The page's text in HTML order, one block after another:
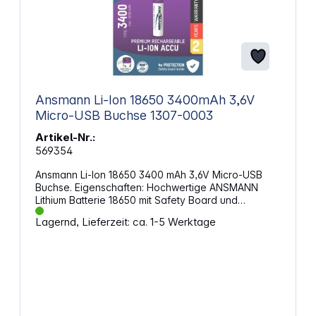
Ansmann Li-Ion 18650 3400mAh 3,6V
Micro-USB Buchse 1307-0003
Artikel-Nr.:
569354
Ansmann Li-Ion 18650 3400 mAh 3,6V Micro-USB
Buchse. Eigenschaften: Hochwertige ANSMANN
Lithium Batterie 18650 mit Safety Board und
integrierter Micro-USB Ladebuchse. Der Ladestrom
wird intern auf max. 1A begrenzt. Einfaches
Lagernd, Lieferzeit: ca. 1-5 Werktage